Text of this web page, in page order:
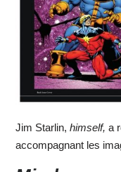
Jim Starlin, himself, a
accompagnant les